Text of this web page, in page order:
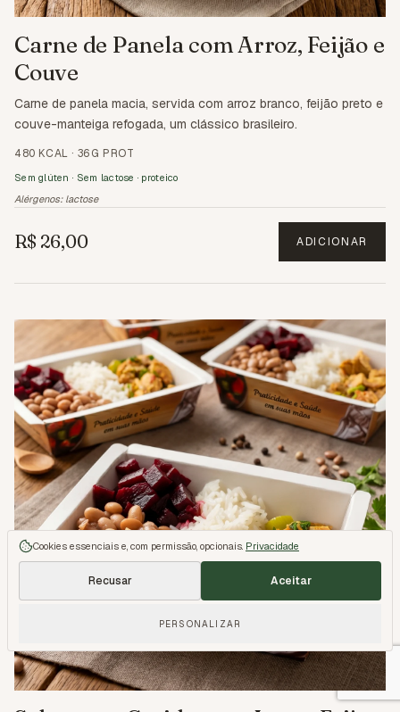
Carne de Panela com Arroz, Feijão e
Couve
Carne de panela macia, servida com arroz branco, feijão preto e
couve-manteiga refogada, um clássico brasileiro.
480 KCAL · 36G PROT
Sem glúten · Sem lactose · proteico
Alérgenos: lactose
R$ 26,00 ADICIONAR
Cookies essenciais e, com permissão, opcionais. Privacidade
Recusar Aceitar
PERSONALIZAR